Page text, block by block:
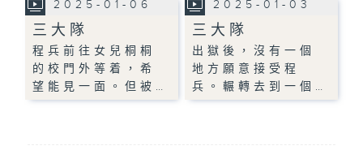
2025-01-06
三大隊
程兵前往女兒桐桐
的校門外等着，希
望能見一面。但被…
2025-01-03
三大隊
出獄後，沒有一個
地方願意接受程
兵。輾轉去到一個…